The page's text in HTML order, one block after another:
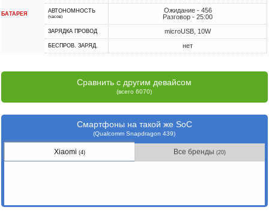
БАТАРЕЯ АВТОНОМНОСТЬ
(часов)
Ожидание - 456
Разговор - 25:00
ЗАРЯДКА ПРОВОД microUSB, 10W
БЕСПРОВ. ЗАРЯД. нет
Сравнить с другим девайсом
(всего 6070)
Смартфоны на такой же SoC
(Qualcomm Snapdragon 439)
Xiaomi (4) Все бренды(20)